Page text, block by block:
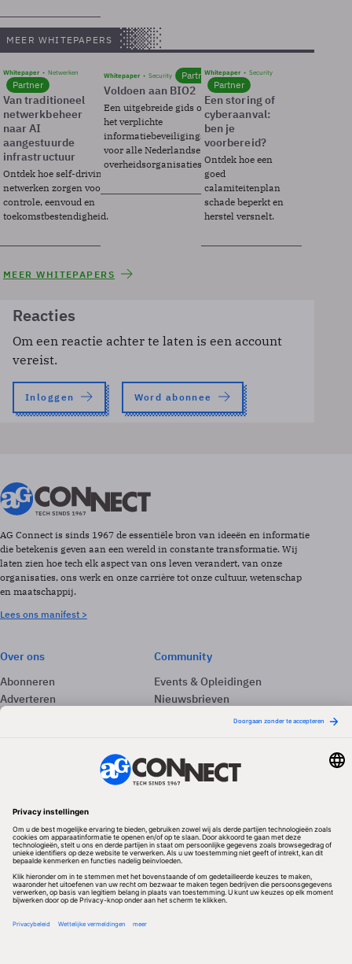
MEER WHITEPAPERS
Whitepaper Netwerken
Partner
Van traditioneel
netwerkbeheer
naar AI
aangestuurde
infrastructuur
Ontdek hoe self-driving
netwerken zorgen voor
controle, eenvoud en
toekomstbestendigheid.
Whitepaper Security Partner
Voldoen aan BIO2
Een uitgebreide gids over BIO2,
het verplichte
informatiebeveiligingsframework
voor alle Nederlandse
overheidsorganisaties.
Whitepaper Security
Partner
Een storing of
cyberaanval:
ben je
voorbereid?
Ontdek hoe een
goed
calamiteitenplan
schade beperkt en
herstel versnelt.
MEER WHITEPAPERS
Reacties
Om een reactie achter te laten is een account
vereist.
Inloggen Word abonnee
AG Connect is sinds 1967 de essentiële bron van ideeën en informatie
die betekenis geven aan een wereld in constante transformatie. Wij
laten zien hoe tech elk aspect van ons leven verandert, van onze
organisaties, ons werk en onze carrière tot onze cultuur, wetenschap
en maatschappij.
Lees ons manifest >
Over ons
Abonneren
Adverteren
Community
Events & Opleidingen
Nieuwsbrieven
Redactionele partner